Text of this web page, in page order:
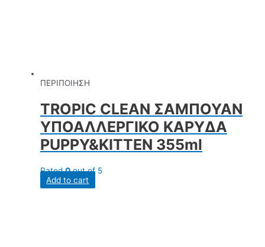
ΠΕΡΙΠΟΙΗΣΗ
TROPIC CLEAN ΣΑΜΠΟΥΑΝ
ΥΠΟΑΛΛΕΡΓΙΚΟ ΚΑΡΥΔΑ
PUPPY&KITTEN 355ml
Rated0out of 5
Add to cart